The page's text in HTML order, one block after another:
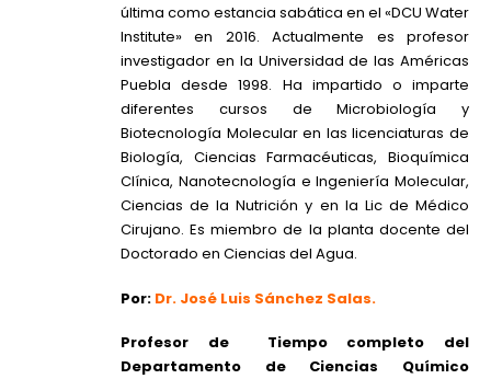
última como estancia sabática en el «DCU Water
Institute» en 2016. Actualmente es profesor
investigador en la Universidad de las Américas
Puebla desde 1998. Ha impartido o imparte
diferentes cursos de Microbiología y
Biotecnología Molecular en las licenciaturas de
Biología, Ciencias Farmacéuticas, Bioquímica
Clínica, Nanotecnología e Ingeniería Molecular,
Ciencias de la Nutrición y en la Lic de Médico
Cirujano. Es miembro de la planta docente del
Doctorado en Ciencias del Agua.
Por: Dr. José Luis Sánchez Salas.
Profesor de Tiempo completo del
Departamento de Ciencias Químico